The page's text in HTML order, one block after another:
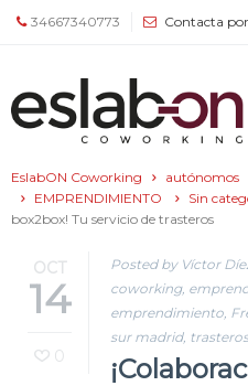
34667340773 Contacta
EslabON Coworking autónomos
EMPRENDIMIENTO
Sin
box2box! Tu servicio de trasteros
OCT
14
0
Posted by Víctor
coworking,
emprendimiento,
sur madrid, trasteros
Quiénes
somos
Espacios